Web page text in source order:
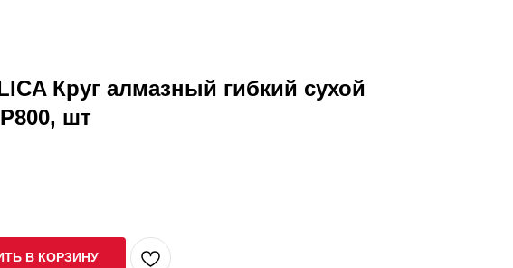
Круг алмазный гибкий сухой
шт
В КОРЗИНУ